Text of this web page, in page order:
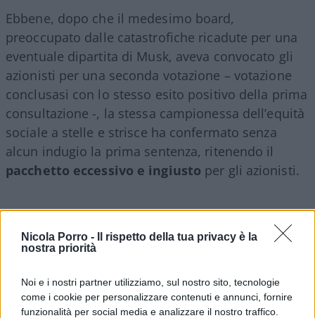
Nicola Porro -
Il rispetto della tua privacy è la
nostra priorità
Noi e i nostri partner utilizziamo, sul nostro sito, tecnologie
come i cookie per personalizzare contenuti e annunci, fornire
funzionalità per social media e analizzare il nostro traffico.
Ebbene, dopo che il medesimo board,
preoccupato dalle catastrofiche ricadute per una
eventuale dipartita di Musk, aveva convocato gli
azionisti per una seconda votazione – votazione
conclusasi con lo stesso esito positivo della prima
consultazione -, la stessa campionessa dell’equità
sociale a stelle e strisce ha confermato senza
alcun indugio la prima sentenza, ritenendo il
pacchetto eccessivo e ingiusto per gli azionisti.
Ovviamente il geniale e multiforme imprenditore
di origini sudafricane non poteva accettare una
caustico l’accaduto su X e sottolineando “che sono
gli azionisti a decidere, non i giudici”,